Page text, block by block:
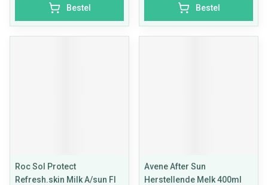
Bestel Bestel
Roc Sol Protect
Refresh.skin Milk A/sun Fl
Avene After Sun
Herstellende Melk 400ml